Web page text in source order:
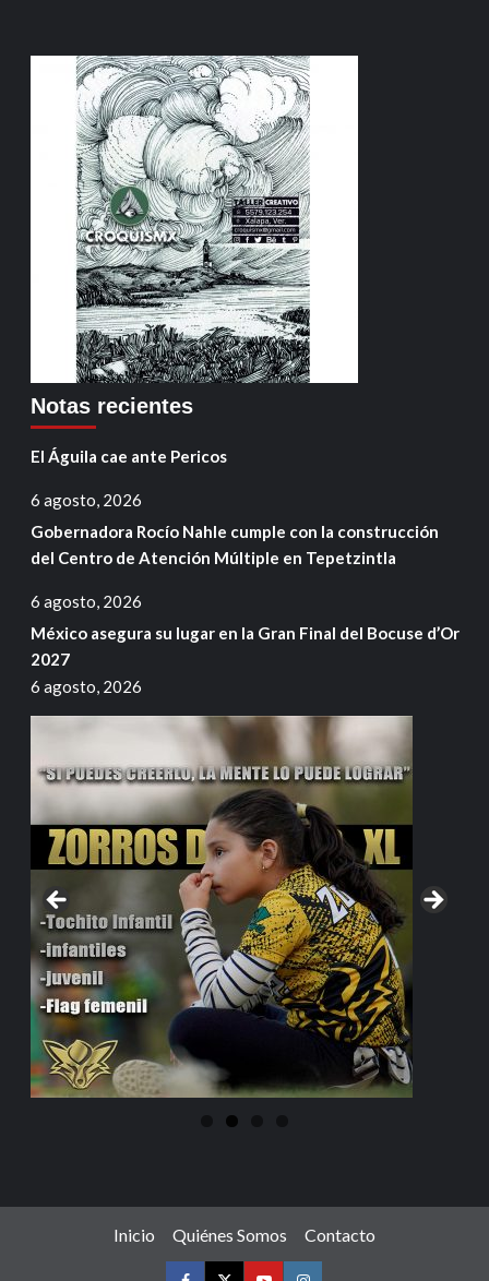
Notas recientes
El Águila cae ante Pericos
6 agosto, 2026
Gobernadora Rocío Nahle cumple con la construcción
del Centro de Atención Múltiple en Tepetzintla
6 agosto, 2026
México asegura su lugar en la Gran Final del Bocuse d’Or
2027
6 agosto, 2026
Inicio Quiénes Somos Contacto